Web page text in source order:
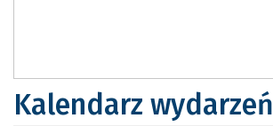
Kalendarz wydarzeń